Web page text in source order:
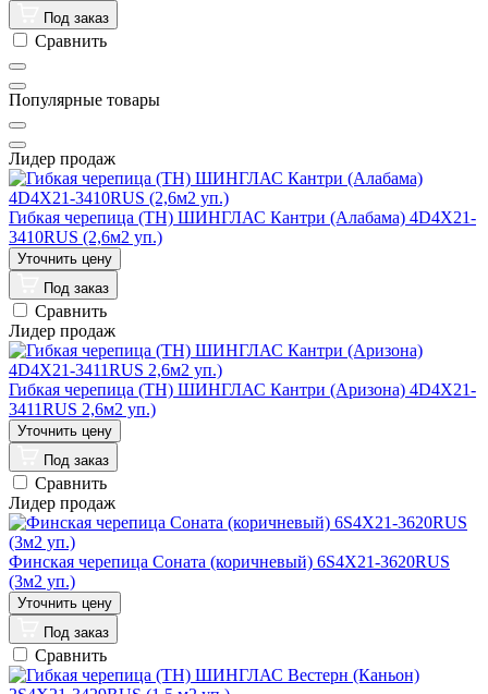
Под заказ
Сравнить
Популярные товары
Лидер продаж
Гибкая черепица (ТН) ШИНГЛАС Кантри (Алабама) 4D4X21-
3410RUS (2,6м2 уп.)
Под заказ
Сравнить
Лидер продаж
Гибкая черепица (ТН) ШИНГЛАС Кантри (Аризона) 4D4X21-
3411RUS 2,6м2 уп.)
Под заказ
Сравнить
Лидер продаж
Финская черепица Соната (коричневый) 6S4X21-3620RUS
(3м2 уп.)
Под заказ
Сравнить